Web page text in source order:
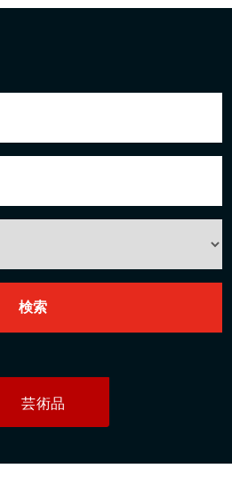
芸術品